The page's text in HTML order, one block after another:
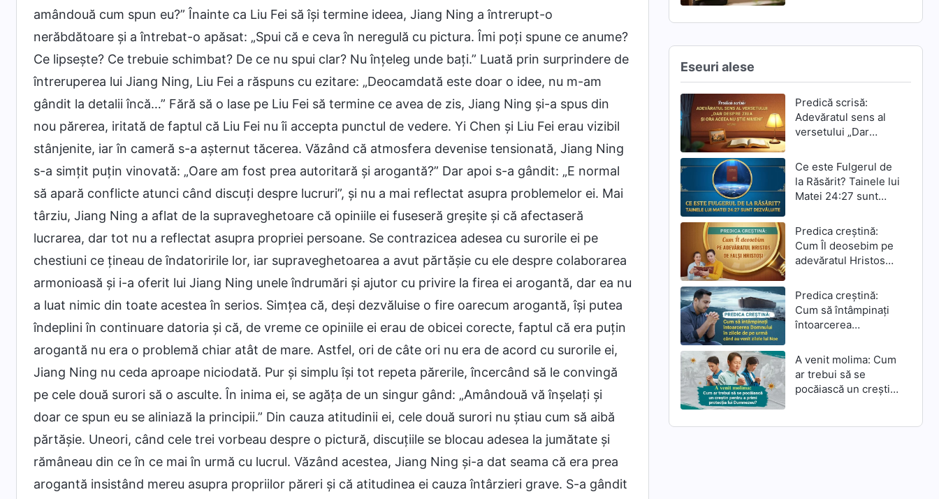
amândouă cum spun eu?” Înainte ca Liu Fei să își termine ideea, Jiang Ning a întrerupt-o
nerăbdătoare și a întrebat-o apăsat: „Spui că e ceva în neregulă cu pictura. Îmi poți spune ce anume?
Ce lipsește? Ce trebuie schimbat? De ce nu spui clar? Nu înțeleg unde bați.” Luată prin surprindere de
întreruperea lui Jiang Ning, Liu Fei a răspuns cu ezitare: „Deocamdată este doar o idee, nu m-am
gândit la detalii încă…” Fără să o lase pe Liu Fei să termine ce avea de zis, Jiang Ning și-a spus din
nou părerea, iritată de faptul că Liu Fei nu îi accepta punctul de vedere. Yi Chen și Liu Fei erau vizibil
stânjenite, iar în cameră s-a așternut tăcerea. Văzând că atmosfera devenise tensionată, Jiang Ning
s-a simțit puțin vinovată: „Oare am fost prea autoritară și arogantă?” Dar apoi s-a gândit: „E normal
să apară conflicte atunci când discuți despre lucruri”, și nu a mai reflectat asupra problemelor ei. Mai
târziu, Jiang Ning a aflat de la supraveghetoare că opiniile ei fuseseră greșite și că afectaseră
lucrarea, dar tot nu a reflectat asupra propriei persoane. Se contrazicea adesea cu surorile ei pe
chestiuni ce țineau de îndatoririle lor, iar supraveghetoarea a avut părtășie cu ele despre colaborarea
armonioasă și i-a oferit lui Jiang Ning unele îndrumări și ajutor cu privire la firea ei arogantă, dar ea nu
a luat nimic din toate acestea în serios. Simțea că, deși dezvăluise o fire oarecum arogantă, își putea
îndeplini în continuare datoria și că, de vreme ce opiniile ei erau de obicei corecte, faptul că era puțin
arogantă nu era o problemă chiar atât de mare. Astfel, ori de câte ori nu era de acord cu surorile ei,
Jiang Ning nu ceda aproape niciodată. Pur și simplu își tot repeta părerile, încercând să le convingă
pe cele două surori să o asculte. În inima ei, se agăța de un singur gând: „Amândouă vă înșelați și
doar ce spun eu se aliniază la principii.” Din cauza atitudinii ei, cele două surori nu știau cum să aibă
părtășie. Uneori, când cele trei vorbeau despre o pictură, discuțiile se blocau adesea la jumătate și
rămâneau din ce în ce mai în urmă cu lucrul. Văzând acestea, Jiang Ning și-a dat seama că era prea
arogantă insistând mereu asupra propriilor păreri și că atitudinea ei cauza întârzieri grave. S-a gândit
Eseuri alese
Predică scrisă:
Adevăratul sens al
versetului „Dar
aceea nu știe
nimeni”
Ce este Fulgerul de
la Răsărit? Tainele lui
Matei 24:27 sunt
Predica creștină:
Cum Îl deosebim pe
adevăratul Hristos
Predica creștină:
Cum să întâmpinați
întoarcerea
pe urmă când au
venit zilele lui Noe
A venit molima: Cum
ar trebui să se
pocăiască un creștin